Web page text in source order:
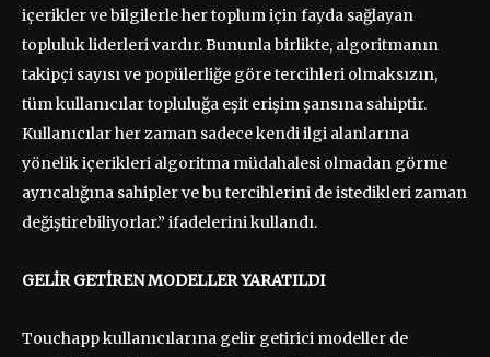
içerikler ve bilgilerle her toplum için fayda sağlayan
topluluk liderleri vardır. Bununla birlikte, algoritmanın
takipçi sayısı ve popülerliğe göre tercihleri olmaksızın,
tüm kullanıcılar topluluğa eşit erişim şansına sahiptir.
Kullanıcılar her zaman sadece kendi ilgi alanlarına
yönelik içerikleri algoritma müdahalesi olmadan görme
ayrıcalığına sahipler ve bu tercihlerini de istedikleri zaman
değiştirebiliyorlar.” ifadelerini kullandı.
GELİR GETİREN MODELLER YARATILDI
Touchapp kullanıcılarına gelir getirici modeller de